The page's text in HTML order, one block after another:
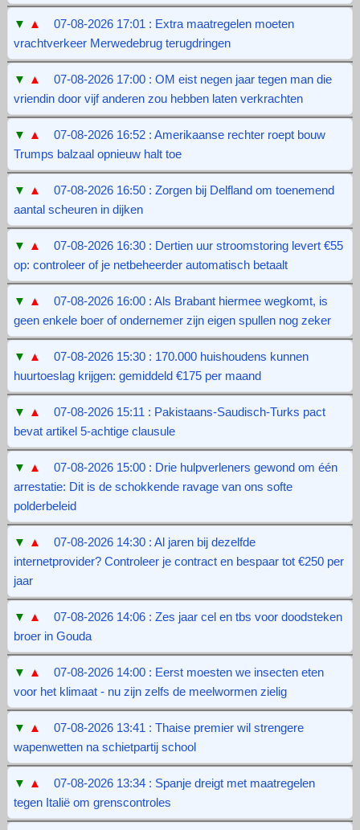
▼ ▲
07-08-2026 17:01 : Extra maatregelen moeten
vrachtverkeer Merwedebrug terugdringen
▼ ▲
07-08-2026 17:00 : OM eist negen jaar tegen man die
vriendin door vijf anderen zou hebben laten verkrachten
▼ ▲
07-08-2026 16:52 : Amerikaanse rechter roept bouw
Trumps balzaal opnieuw halt toe
▼ ▲
07-08-2026 16:50 : Zorgen bij Delfland om toenemend
aantal scheuren in dijken
▼ ▲
07-08-2026 16:30 : Dertien uur stroomstoring levert €55
op: controleer of je netbeheerder automatisch betaalt
▼ ▲
07-08-2026 16:00 : Als Brabant hiermee wegkomt, is
geen enkele boer of ondernemer zijn eigen spullen nog zeker
▼ ▲
07-08-2026 15:30 : 170.000 huishoudens kunnen
huurtoeslag krijgen: gemiddeld €175 per maand
▼ ▲
07-08-2026 15:11 : Pakistaans-Saudisch-Turks pact
bevat artikel 5-achtige clausule
▼ ▲
07-08-2026 15:00 : Drie hulpverleners gewond om één
arrestatie: Dit is de schokkende ravage van ons softe
polderbeleid
▼ ▲
07-08-2026 14:30 : Al jaren bij dezelfde
internetprovider? Controleer je contract en bespaar tot €250 per
jaar
▼ ▲
07-08-2026 14:06 : Zes jaar cel en tbs voor doodsteken
broer in Gouda
▼ ▲
07-08-2026 14:00 : Eerst moesten we insecten eten
voor het klimaat - nu zijn zelfs de meelwormen zielig
▼ ▲
07-08-2026 13:41 : Thaise premier wil strengere
wapenwetten na schietpartij school
▼ ▲
07-08-2026 13:34 : Spanje dreigt met maatregelen
tegen Italië om grenscontroles